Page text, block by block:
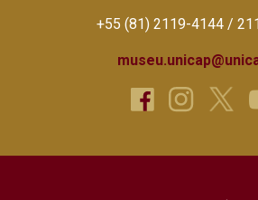
+55 (81) 2119-4144 /